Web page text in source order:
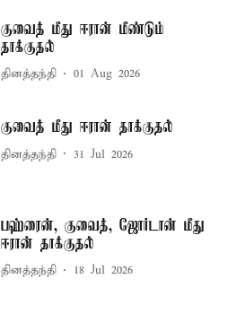
குவைத் மீது ஈரான் மீண்டும்
தாக்குதல்
தினத்தந்தி 01 Aug 2026
குவைத் மீது ஈரான் தாக்குதல்
தினத்தந்தி 31 Jul 2026
பஹ்ரைன், குவைத், ஜோர்டான் மீது
ஈரான் தாக்குதல்
தினத்தந்தி 18 Jul 2026